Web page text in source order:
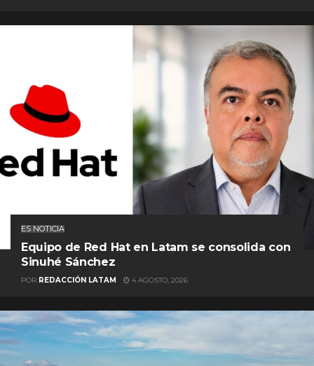
ES NOTICIA
Equipo de Red Hat en Latam se consolida con
Sinuhé Sánchez
POR REDACCIÓN LATAM 4 AGOSTO, 2026